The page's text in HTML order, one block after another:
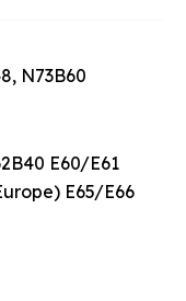
N73B60
E60/E61
E65/E66